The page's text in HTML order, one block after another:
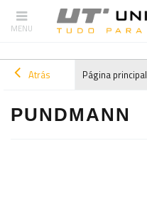
Atrás Página principal
PUNDMANN